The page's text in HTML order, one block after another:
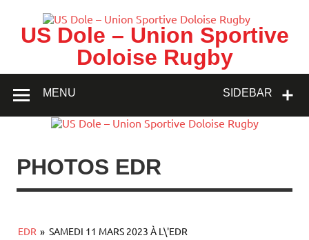
contentUS Dole – Union Sportive
Doloise Rugby
SIDEBAR
MENU
PHOTOS EDR
EDR » SAMEDI 11 MARS 2023 À L\'EDR